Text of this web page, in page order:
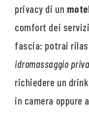
privacy di un
comfort dei
fascia: potrai
idromassaggio
richiedere un
in camera oppure